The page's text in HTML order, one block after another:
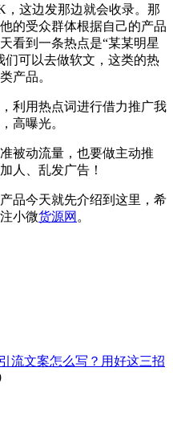
，这边发那边就会收录。那
的受众群体根据自己的产品
看到一条热点是“某某明星
们可以去做软文，这类的热
产品。
利用热点词进行借力推广我
高曝光。
被动流量，也要做主动推
人、乱发广告！
品今天就先介绍到这里，希
小微货源网 。
流文案怎么写？用好这三招